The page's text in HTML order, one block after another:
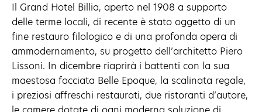
Il Grand Hotel Billia, aperto nel 1908 a supporto
delle terme locali, di recente è stato oggetto di un
fine restauro filologico e di una profonda opera di
ammodernamento, su progetto dell’architetto Piero
Lissoni. In dicembre riaprirà i battenti con la sua
maestosa facciata Belle Epoque, la scalinata regale,
i preziosi affreschi restaurati, due ristoranti d’autore,